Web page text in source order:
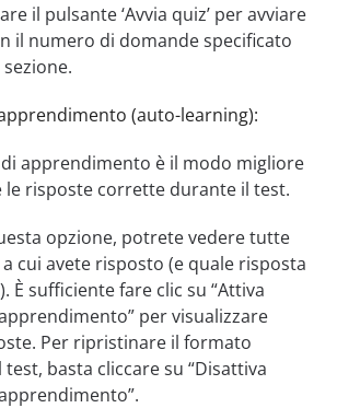
il pulsante ‘Avvia quiz’ per avviare
il numero di domande specificato
(auto-learning):
apprendimento è il modo migliore
le risposte corrette durante il test.
opzione, potrete vedere tutte
cui avete risposto (e quale risposta
È sufficiente fare clic su “Attiva
per visualizzare
Per ripristinare il formato
basta cliccare su “Disattiva